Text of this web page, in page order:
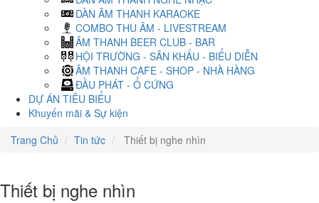
DÀN ÂM THANH KARAOKE
COMBO THU ÂM - LIVESTREAM
ÂM THANH BEER CLUB - BAR
HỘI TRƯỜNG - SÂN KHẤU - BIỂU DIỄN
ÂM THANH CAFE - SHOP - NHÀ HÀNG
ĐẦU PHÁT - Ổ CỨNG
DỰ ÁN TIÊU BIỂU
Khuyến mãi & Sự kiện
Trang Chủ
Tin tức Thiết bị nghe nhìn
Thiết bị nghe nhìn